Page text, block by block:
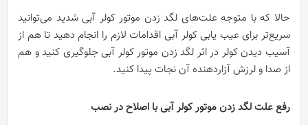
حالا که با متوجه علت‌های لگد زدن موتور کولر آبی شدید می‌توانید
سریع‌تر برای عیب یابی کولر آبی اقدامات لازم را انجام دهید تا هم از
آسیب دیدن کولر در اثر لگد زدن موتور کولر آبی جلوگیری کنید و هم
از صدا و لرزش آزاردهنده آن نجات پیدا کنید.
رفع علت لگد زدن موتور کولر آبی با اصلاح در نصب